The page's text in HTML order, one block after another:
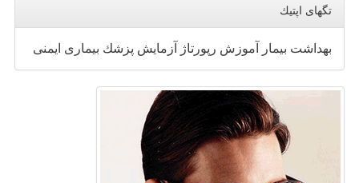
تگهای اپتیك
بهداشت بیمار آموزش رپورتاژ آزمایش پزشك بیماری ایمنی